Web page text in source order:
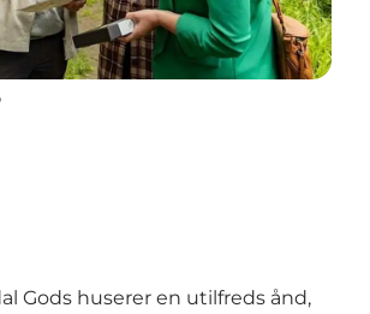
Gods huserer en utilfreds ånd,